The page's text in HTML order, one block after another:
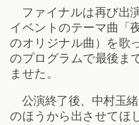
ファイナルは再び出
イベントのテーマ曲「
のオリジナル曲）を歌
のプログラムで最後ま
ませた。
公演終了後、中村玉
のほうから出させてほ